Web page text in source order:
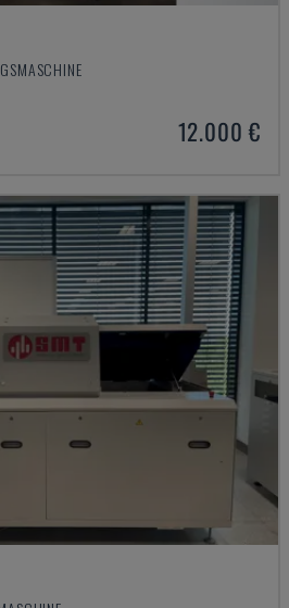
12.000 €